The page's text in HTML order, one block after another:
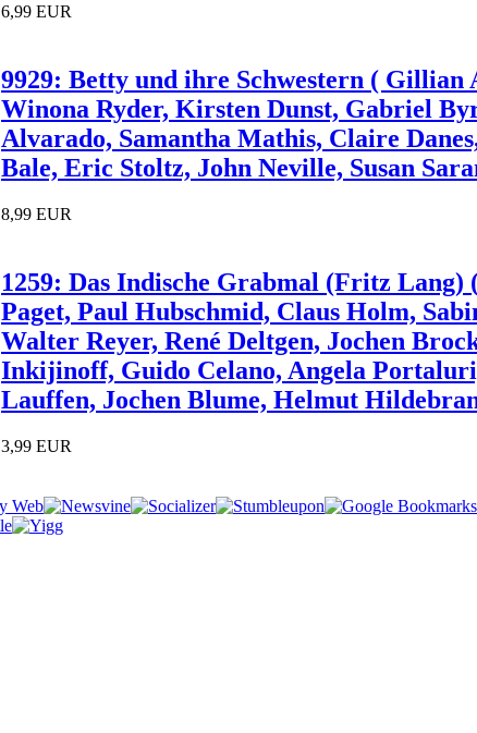
6,99 EUR
9929: Betty und ihre Schwestern ( Gillian
Winona Ryder, Kirsten Dunst, Gabriel
Alvarado, Samantha Mathis, Claire
Bale, Eric Stoltz, John Neville, Susan
8,99 EUR
1259: Das Indische Grabmal (Fritz Lang)
Paget, Paul Hubschmid, Claus Holm,
Walter Reyer, René Deltgen, Jochen
Inkijinoff, Guido Celano, Angela
Lauffen, Jochen Blume, Helmut
3,99 EUR